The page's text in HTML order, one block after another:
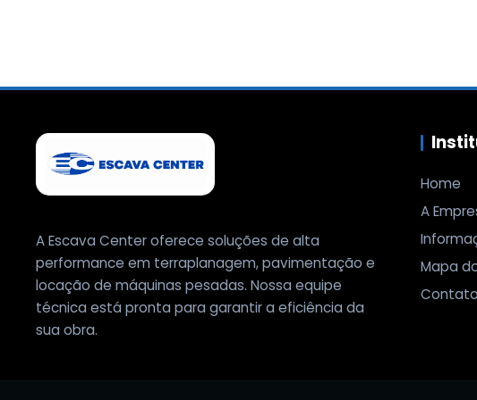
A Escava Center oferece soluções de alta
performance em terraplanagem, pavimentação e
locação de máquinas pesadas. Nossa equipe
técnica está pronta para garantir a eficiência da
sua obra.
Home
A
Mapa
Contato